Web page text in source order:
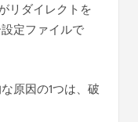
リダイレクトを
定ファイルで
原因の1つは、破